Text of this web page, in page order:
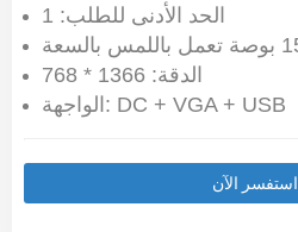
الحد الأدنى للطلب: 1
الدقة: 1366 * 768
الواجهة: DC + VGA + USB
استفسر الآن